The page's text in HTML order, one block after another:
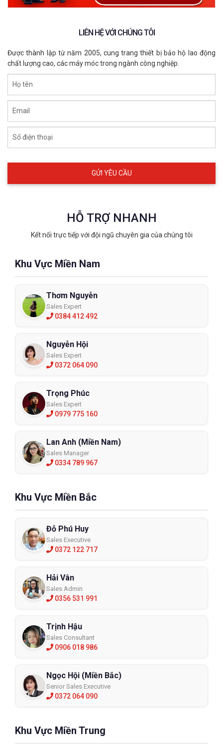
LIÊN HỆ VỚI CHÚNG TÔI
Được thành lập từ năm 2005, cung trang thiết bị bảo hộ lao động
chất lượng cao, các máy móc trong ngành công nghiệp.
Họ tên
Email
Số điện thoại
HỖ TRỢ NHANH
Kết nối trực tiếp với đội ngũ chuyên gia của chúng tôi
Khu Vực Miền Nam
Thơm Nguyễn
Sales Expert
0384 412 492
Nguyễn Hội
Sales Expert
0372 064 090
Trọng Phúc
Sales Expert
0979 775 160
Lan Anh (Miền Nam)
Sales Manager
0334 789 967
Khu Vực Miền Bắc
Đỗ Phú Huy
Sales Executive
0372 122 717
Hải Vân
Sales Admin
0356 531 991
Trịnh Hậu
Sales Consultant
0906 018 986
Ngọc Hội (Miền Bắc)
Senior Sales Executive
0372 064 090
Khu Vực Miền Trung